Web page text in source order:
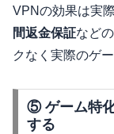
VPNの効果は実
間返金保証など
クなく実際のゲ
⑤ ゲーム特
する